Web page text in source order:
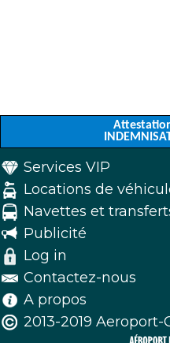
Services VIP
Locations de
Navettes et
Publicité
Log in
Contactez-nous
A propos
2013-2019